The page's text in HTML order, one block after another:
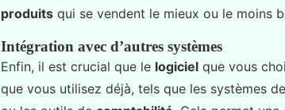
produits qui se vendent le mieux ou le moins
Intégration avec d’autres systèmes
Enfin, il est crucial que le logiciel que vous
que vous utilisez déjà, tels que les systèmes de